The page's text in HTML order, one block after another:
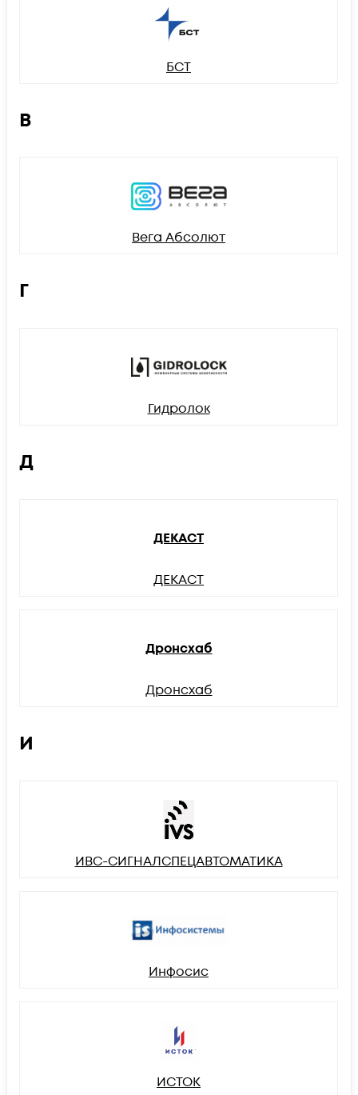
БСТ
В
Вега Абсолют
Г
Гидролок
Д
ДЕКАСТ
ДЕКАСТ
Дронсхаб
Дронсхаб
И
ИВС-СИГНАЛСПЕЦАВТОМАТИКА
Инфосис
ИСТОК